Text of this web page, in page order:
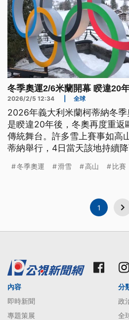
冬季奧運2/6米蘭開幕 睽違20
2026/2/5 12:34 全球
2026年義大利米蘭柯蒂納冬
是睽違20年後，冬奧再度重返
傳統舞台。許多雪上賽事如高
蒂納舉行，4日當天該地持續
冬季奧運 滑雪 高山 比賽
1
內容
即時新聞
專題策展
分
政
全